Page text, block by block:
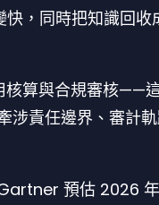
，同時把知識回收
核算與合規審核——
涉責任邊界、審計
預估 2026